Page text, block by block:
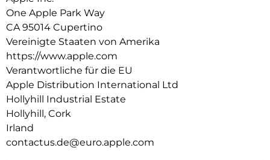
Geschwindigkeiten.
HELLES, BRILLANTES DISPLAY.
Das große und fortschrittliche Display gibt mehr Licht bei
schrägen Blickwinkeln ab. Dadurch ist es noch heller und
besser zu lesen.3 Und du kannst es sogar als Taschenlampe
benutzen.
BATTERIELAUFZEIT FÜR MEHRERE TAGE.
Bis zu 42 Stunden bei normaler Nutzung und bis zu 72
Stunden im Stromsparmodus. Tracke ein Training mit
durchgehenden GPS Abfragen und Herzfrequenzmessungen
für bis zu 20 Stunden im Stromsparmodus.
One Apple Park Way
CA 95014 Cupertino
Vereinigte Staaten von Amerika
https://www.apple.com
Verantwortliche für die EU
Apple Distribution International Ltd
Hollyhill Industrial Estate
Hollyhill, Cork
Irland
contactus.de@euro.apple.com